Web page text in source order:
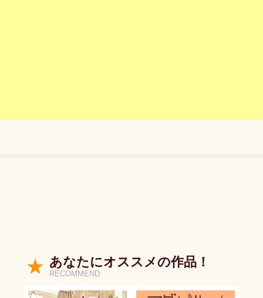
あなたにオススメの作品！
RECOMMEND